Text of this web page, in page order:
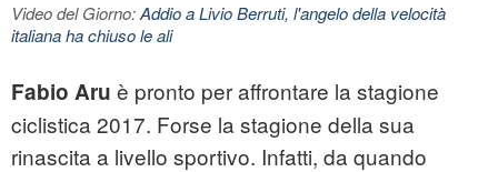
Video del Giorno:Addio a Livio Berruti, l'angelo della velocità
italiana ha chiuso le ali
Fabio Aru è pronto per affrontare la stagione
ciclistica 2017. Forse la stagione della sua
rinascita a livello sportivo. Infatti, da quando